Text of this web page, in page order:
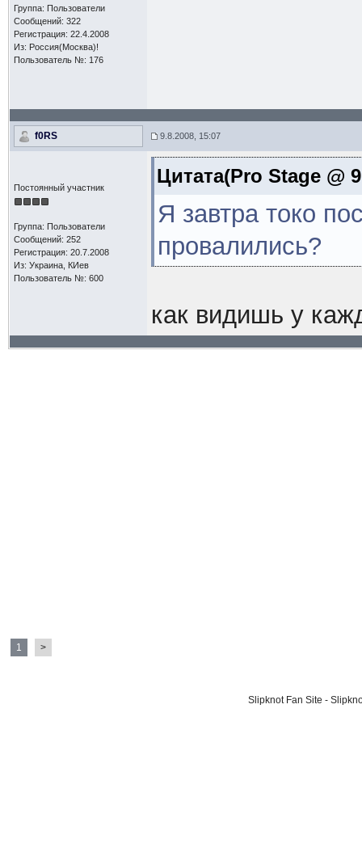
Группа: Пользователи
Сообщений: 322
Регистрация: 22.4.2008
Из: Россия(Москва)!
Пользователь №: 176
f0RS 9.8.2008, 15:07
Постоянный участник
Группа: Пользователи
Сообщений: 252
Регистрация: 20.7.2008
Из: Украина, КИев
Пользователь №: 600
Цитата(Pro Stage @
Я завтра токо
провалились?
как видишь у
1 >
Slipknot Fan Site -